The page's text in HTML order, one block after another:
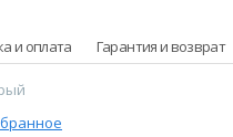
и оплата Гарантия и возврат